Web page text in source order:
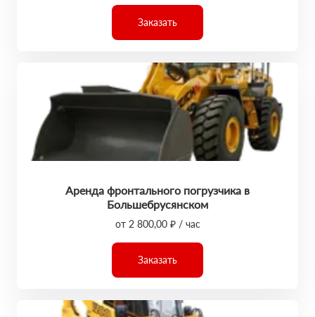
Заказать
Аренда фронтального погрузчика в
Большебрусянском
от 2 800,00 ₽ / час
Заказать